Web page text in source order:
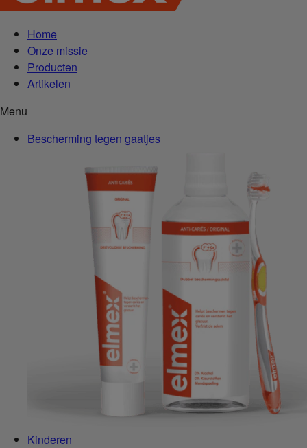
Home
Onze missie
Producten
Artikelen
Menu
Bescherming tegen gaatjes
Kinderen